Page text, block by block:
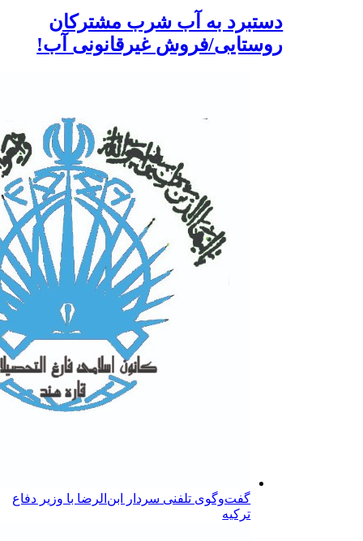
دستبرد به آب شرب مشترکان
روستایی/فروش غیرقانونی آب!
گفت‌وگوی تلفنی سردار ابن‌الرضا با وزیر دفاع
ترکیه